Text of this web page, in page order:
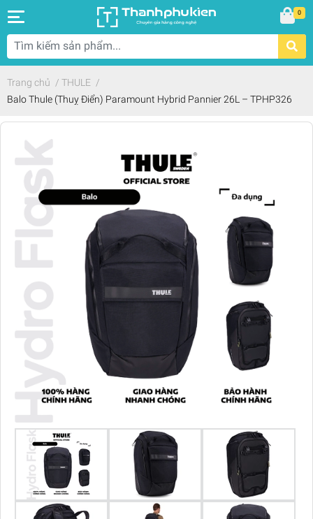
0
Trang chủ / THULE /
Balo Thule (Thuỵ Điển) Paramount Hybrid Pannier 26L – TPHP326